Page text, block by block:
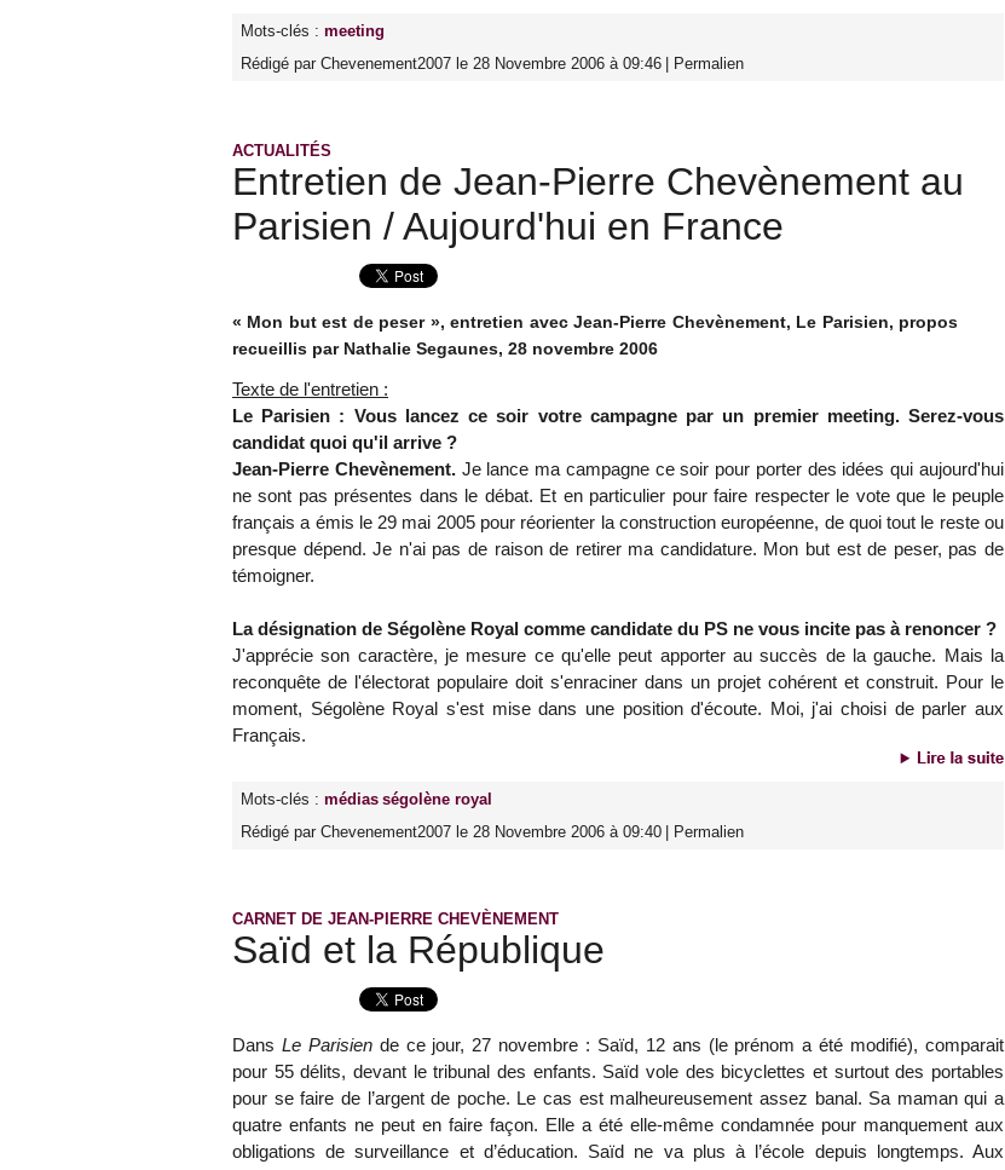
Mots-clés : meeting
Rédigé par Chevenement2007 le 28 Novembre 2006 à 09:46
Permalien
ACTUALITÉS
Entretien de Jean-Pierre Chevènement au
Parisien / Aujourd'hui en France
« Mon but est de peser », entretien avec Jean-Pierre Chevènement, Le Parisien, propos
recueillis par Nathalie Segaunes, 28 novembre 2006
Texte de l'entretien :
Le Parisien : Vous lancez ce soir votre campagne par un premier meeting. Serez-vous
candidat quoi qu'il arrive ?
Jean-Pierre Chevènement. Je lance ma campagne ce soir pour porter des idées qui aujourd'hui
ne sont pas présentes dans le débat. Et en particulier pour faire respecter le vote que le peuple
français a émis le 29 mai 2005 pour réorienter la construction européenne, de quoi tout le reste ou
presque dépend. Je n'ai pas de raison de retirer ma candidature. Mon but est de peser, pas de
témoigner.
La désignation de Ségolène Royal comme candidate du PS ne vous incite pas à renoncer ?
J'apprécie son caractère, je mesure ce qu'elle peut apporter au succès de la gauche. Mais la
reconquête de l'électorat populaire doit s'enraciner dans un projet cohérent et construit. Pour le
moment, Ségolène Royal s'est mise dans une position d'écoute. Moi, j'ai choisi de parler aux
Français.
Mots-clés : médias ségolène royal
Rédigé par Chevenement2007 le 28 Novembre 2006 à 09:40
Permalien
CARNET DE JEAN-PIERRE CHEVÈNEMENT
Saïd et la République
Dans Le Parisiende ce jour, 27 novembre : Saïd, 12 ans (le prénom a été modifié), comparait
pour 55 délits, devant le tribunal des enfants. Saïd vole des bicyclettes et surtout des portables
pour se faire de l’argent de poche. Le cas est malheureusement assez banal. Sa maman qui a
quatre enfants ne peut en faire façon. Elle a été elle-même condamnée pour manquement aux
obligations de surveillance et d’éducation. Saïd ne va plus à l’école depuis longtemps. Aux